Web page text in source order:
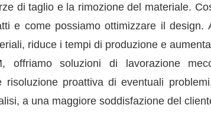
di taglio e la rimozione del materiale.
e come possiamo ottimizzare il design.
riduce i tempi di produzione e
offriamo soluzioni di lavorazione
proattiva di eventuali
a una maggiore soddisfazione del